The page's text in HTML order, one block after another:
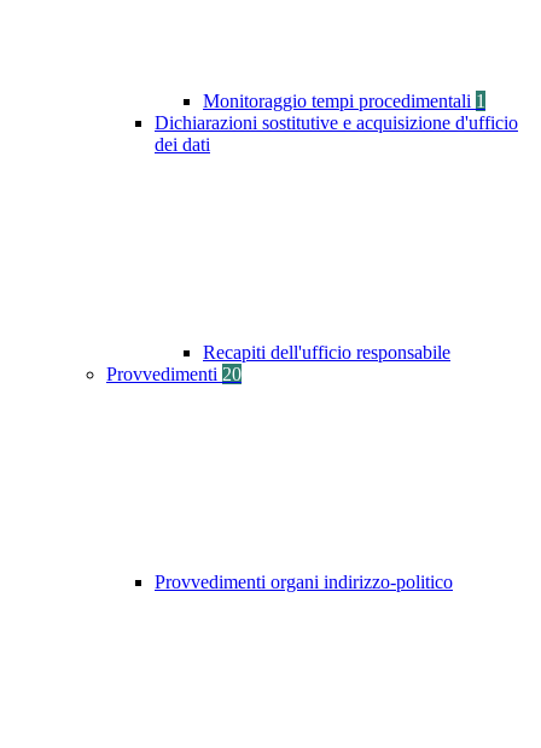
Monitoraggio tempi procedimentali 1
Dichiarazioni sostitutive e acquisizione d'ufficio
dei dati
Recapiti dell'ufficio responsabile
Provvedimenti 20
Provvedimenti organi indirizzo-politico